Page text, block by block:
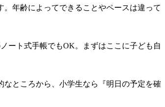
年齢によってできることやペースは違って
ート式手帳でもOK。まずはここに子ども自
ところから、小学生なら『明日の予定を確